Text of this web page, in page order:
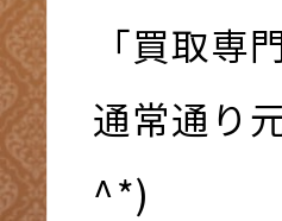
「買取
通常通り
^*)